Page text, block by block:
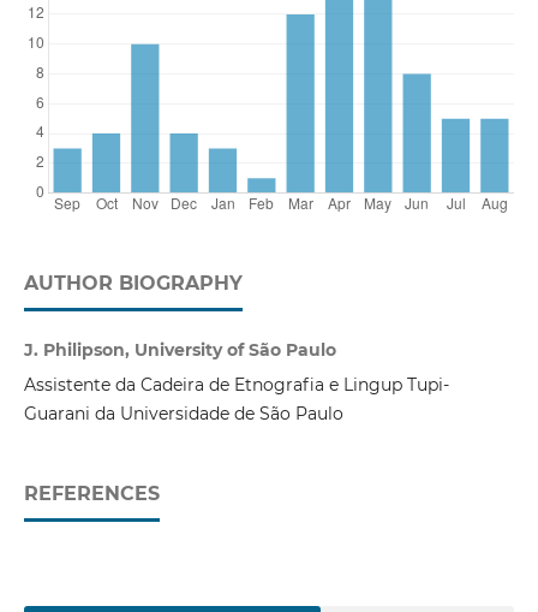
AUTHOR BIOGRAPHY
J. Philipson, University of São Paulo
Assistente da Cadeira de Etnografia e Lingup Tupi-
Guarani da Universidade de São Paulo
REFERENCES